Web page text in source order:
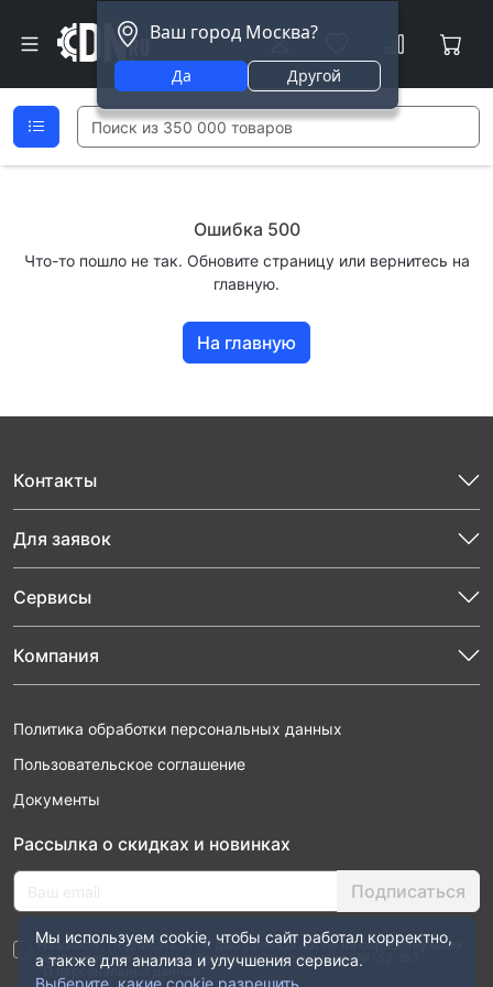
Ваш город Москва?
Да Другой
Ошибка 500
Что-то пошло не так. Обновите страницу или вернитесь на
главную.
На главную
Контакты
Для заявок
Сервисы
Компания
Политика обработки персональных данных
Пользовательское соглашение
Документы
Рассылка о скидках и новинках
Подписаться
Нажимая “Подписаться”, я даю свое согласие на обработку моих
персональных данных в соответствии с законом №152-ФЗ
“О персональных данных”
Мы используем cookie, чтобы сайт работал корректно,
а также для анализа и улучшения сервиса.
Выберите, какие cookie разрешить